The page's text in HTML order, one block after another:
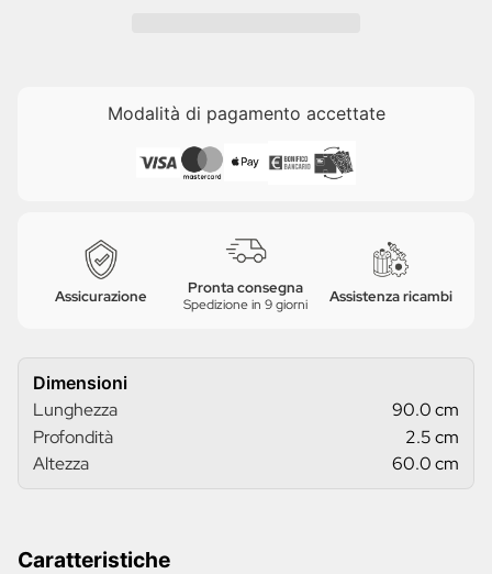
Modalità di pagamento accettate
Assicurazione Pronta consegna
Spedizione in 9 giorni Assistenza ricambi
Dimensioni
Lunghezza
90.0 cm
Profondità
2.5 cm
Altezza
60.0 cm
Caratteristiche